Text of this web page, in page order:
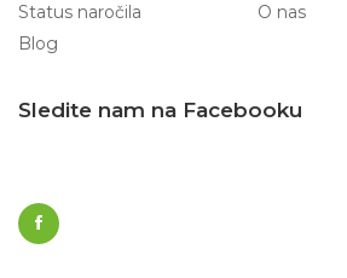
Status naročila
O nas
Blog
Sledite nam na Facebooku